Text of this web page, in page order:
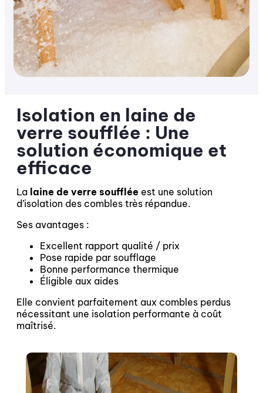
Isolation en laine de
verre soufflée : Une
solution économique et
efficace
La laine de verre soufflée est une solution
d’isolation des combles très répandue.
Ses avantages :
Excellent rapport qualité / prix
Pose rapide par soufflage
Bonne performance thermique
Éligible aux aides
Elle convient parfaitement aux combles perdus
nécessitant une isolation performante à coût
maîtrisé.